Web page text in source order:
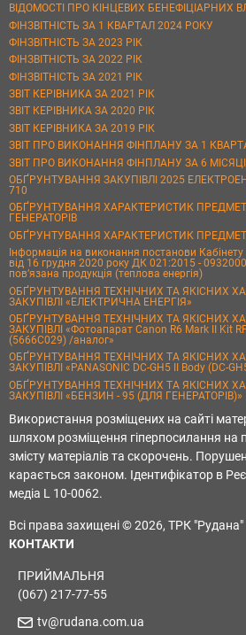
ВІДОМОСТІ ПРО КІНЦЕВИХ БЕНЕФІЦІАРНИХ
ФІНЗВІТНІСТЬ ЗА 1 КВАРТАЛ 2024 РОКУ
ФІНЗВІТНІСТЬ ЗА 2023 РІК
ФІНЗВІТНІСТЬ ЗА 2022 РІК
ФІНЗВІТНІСТЬ ЗА 2021 РІК
ЗВІТ КЕРІВНИКА ЗА 2021 РІК
ЗВІТ КЕРІВНИКА ЗА 2020 РІК
ЗВІТ КЕРІВНИКА ЗА 2019 РІК
ЗВІТ ПРО ВИКОНАННЯ ФІНПЛАНУ ЗА 1
ЗВІТ ПРО ВИКОНАННЯ ФІНПЛАНУ ЗА 6
ОБҐРУНТУВАННЯ ЗАКУПІВЛІ 2025
710
ОБҐРУНТУВАННЯ ХАРАКТЕРИСТИК
ГЕНЕРАТОРІВ
ОБҐРУНТУВАННЯ ХАРАКТЕРИСТИК
Інформація на виконання постанови
від 16 грудня 2020 року ДК 021:2015 -
пов’язана продукція (теплова енергія)
ОБҐРУНТУВАННЯ ТЕХНІЧНИХ ТА ЯКІСНИХ
ЗАКУПІВЛІ «ЕЛЕКТРИЧНА ЕНЕРГІЯ»
ОБҐРУНТУВАННЯ ТЕХНІЧНИХ ТА ЯКІСНИХ
ЗАКУПІВЛІ «Фотоапарат Canon R6 Mark II Kit
(5666C029) /аналог»
ОБҐРУНТУВАННЯ ТЕХНІЧНИХ ТА ЯКІСНИХ
ЗАКУПІВЛІ «PANASONIC DC-GH5 II Body (DC-
ОБҐРУНТУВАННЯ ТЕХНІЧНИХ ТА ЯКІСНИХ
ЗАКУПІВЛІ «БЕНЗИН - 95 (ДЛЯ ГЕНЕРАТОРІВ)»
Використання розміщених на сайті
шляхом розміщення гіперпосилання на
змісту матеріалів та скорочень.
карається законом. Ідентифікатор в
медіа L 10-0062.
Всі права захищені © 2026, ТРК "Рудана"
КОНТАКТИ
ПРИЙМАЛЬНЯ
(067) 217-77-55
tv@rudana.com.ua